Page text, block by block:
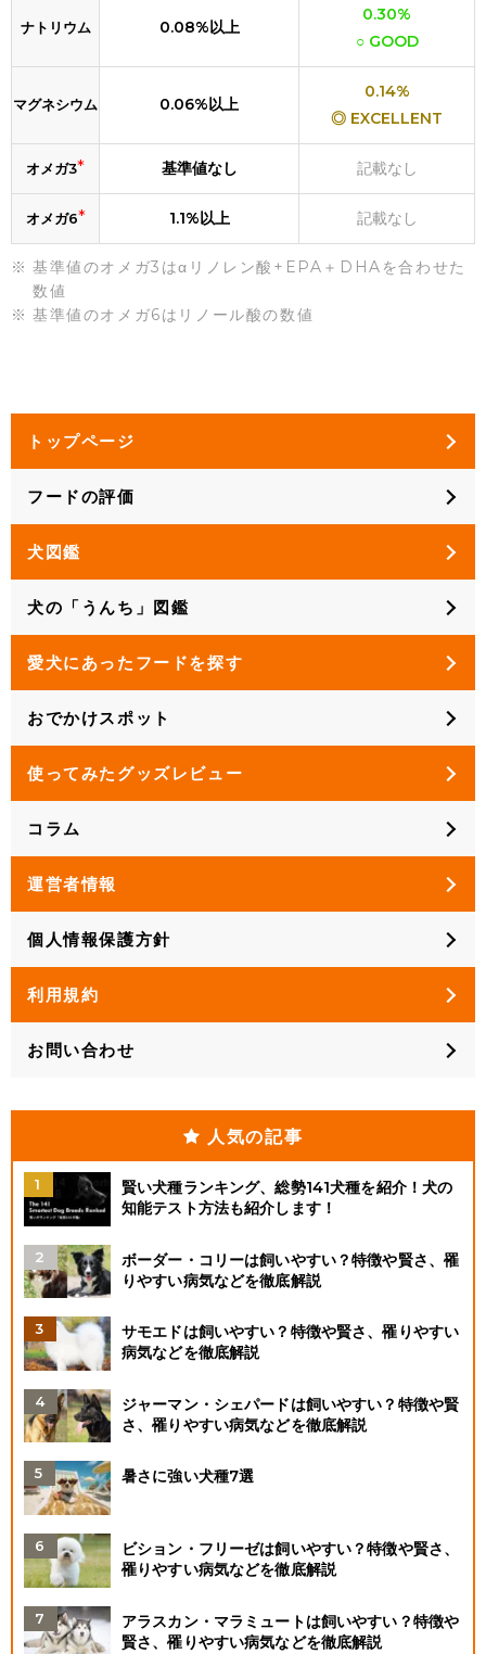
ナトリウム 0.08%以上
0.30%
○ GOOD
マグネシウム 0.06%以上
0.14%
◎ EXCELLENT
オメガ3* 基準値なし 記載なし
オメガ6* 1.1%以上 記載なし
基準値のオメガ3はαリノレン酸+EPA＋DHAを合わせた
数値
基準値のオメガ6はリノール酸の数値
トップページ
フードの評価
犬図鑑
犬の「うんち」図鑑
愛犬にあったフードを探す
おでかけスポット
使ってみたグッズレビュー
コラム
運営者情報
個人情報保護方針
利用規約
お問い合わせ
人気の記事
賢い犬種ランキング、総勢141犬種を紹介！犬の
知能テスト方法も紹介します！
ボーダー・コリーは飼いやすい？特徴や賢さ、罹
りやすい病気などを徹底解説
サモエドは飼いやすい？特徴や賢さ、罹りやすい
病気などを徹底解説
ジャーマン・シェパードは飼いやすい？特徴や賢
さ、罹りやすい病気などを徹底解説
暑さに強い犬種7選
ビション・フリーゼは飼いやすい？特徴や賢さ、
罹りやすい病気などを徹底解説
アラスカン・マラミュートは飼いやすい？特徴や
賢さ、罹りやすい病気などを徹底解説